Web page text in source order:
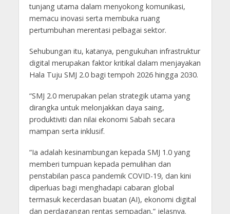
tunjang utama dalam menyokong komunikasi,
memacu inovasi serta membuka ruang
pertumbuhan merentasi pelbagai sektor.
Sehubungan itu, katanya, pengukuhan infrastruktur
digital merupakan faktor kritikal dalam menjayakan
Hala Tuju SMJ 2.0 bagi tempoh 2026 hingga 2030.
“SMJ 2.0 merupakan pelan strategik utama yang
dirangka untuk melonjakkan daya saing,
produktiviti dan nilai ekonomi Sabah secara
mampan serta inklusif.
“Ia adalah kesinambungan kepada SMJ 1.0 yang
memberi tumpuan kepada pemulihan dan
penstabilan pasca pandemik COVID-19, dan kini
diperluas bagi menghadapi cabaran global
termasuk kecerdasan buatan (AI), ekonomi digital
dan perdagangan rentas sempadan,” jelasnya.